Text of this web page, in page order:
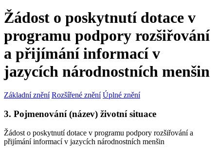
Žádost o poskytnutí dotace v
programu podpory rozšiřování
a přijímání informací v
jazycích národnostních menšin
Základní znění Rozšířené znění Úplné znění
3. Pojmenování (název) životní situace
Žádost o poskytnutí dotace v programu podpory rozšiřování a
přijímání informací v jazycích národnostních menšin